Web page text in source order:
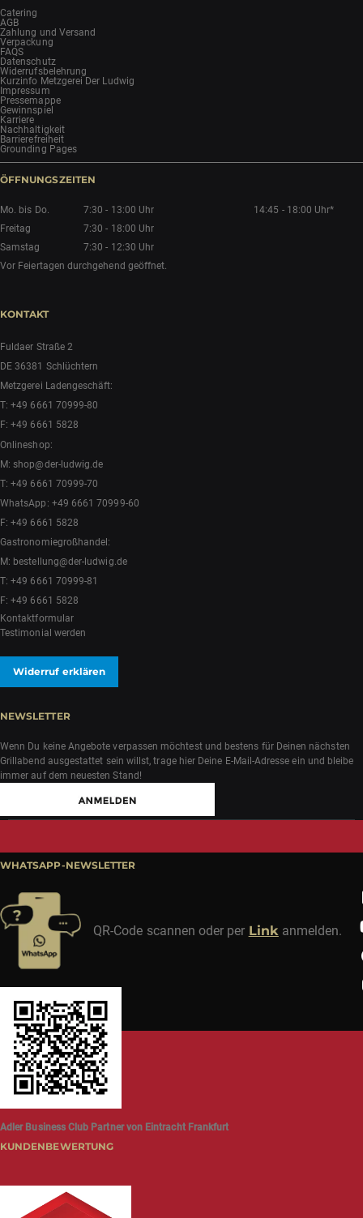
Catering
AGB
Zahlung und Versand
Verpackung
FAQS
Datenschutz
Widerrufsbelehrung
Kurzinfo Metzgerei Der Ludwig
Impressum
Pressemappe
Gewinnspiel
Karriere
Nachhaltigkeit
Barrierefreiheit
Grounding Pages
ÖFFNUNGSZEITEN
Mo. bis Do. 7:30 - 13:00 Uhr
14:45 - 18:00 Uhr*
Freitag
7:30 - 18:00 Uhr
Samstag
7:30 - 12:30 Uhr
Vor Feiertagen durchgehend geöffnet.
KONTAKT
Fuldaer Straße 2
DE 36381 Schlüchtern
Metzgerei Ladengeschäft:
T:+49 6661 70999-80
F: +49 6661 5828
Onlineshop:
M:shop@der-ludwig.de
T:+49 6661 70999-70
WhatsApp: +49 6661 70999-60
F: +49 6661 5828
Gastronomiegroßhandel:
M: bestellung@der-ludwig.de
T:+49 6661 70999-81
F: +49 6661 5828
Kontaktformular
Testimonial werden
Widerruf erklären
NEWSLETTER
Wenn Du keine Angebote verpassen möchtest und bestens für Deinen nächsten
Grillabend ausgestattet sein willst, trage hier Deine E-Mail-Adresse ein und bleibe
immer auf dem neuesten Stand!
WHATSAPP-NEWSLETTER
QR-Code scannen oder per Linkanmelden.
Adler Business Club Partner von Eintracht Frankfurt
KUNDENBEWERTUNG